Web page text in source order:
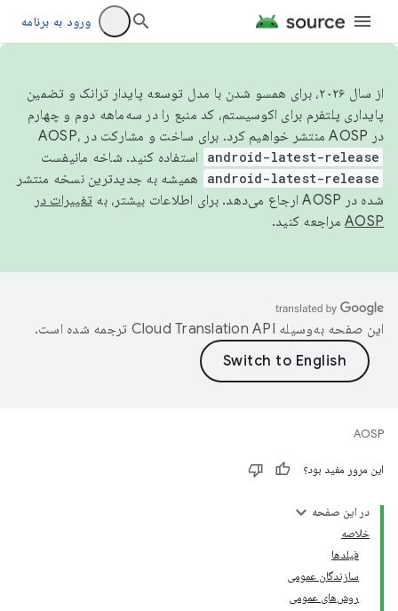
ورود به برنامه
از سال ۲۰۲۶، برای همسو شدن با مدل توسعه پایدار ترانک و تضمین
پایداری پلتفرم برای اکوسیستم، کد منبع را در سه‌ماهه دوم و چهارم
در AOSP منتشر خواهیم کرد. برای ساخت و مشارکت در AOSP،
android-latest-release استفاده کنید. شاخه مانیفست
android-latest-release
همیشه به جدیدترین نسخه منتشر
شده در AOSP ارجاع می‌دهد. برای اطلاعات بیشتر، به
تغییرات در
AOSP مراجعه کنید.
این صفحه به‌وسیله ترجمه شده است.
AOSP
این مرور مفید بود؟
در این صفحه
خلاصه
فیلدها
سازندگان عمومی
روش‌های عمومی